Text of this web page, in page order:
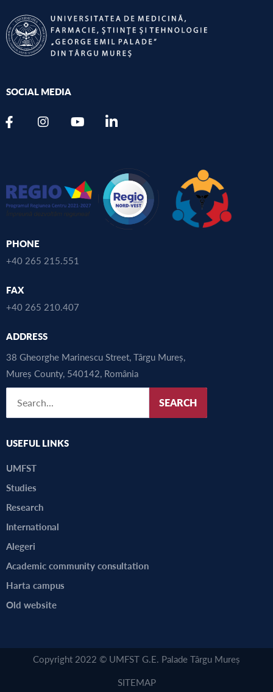
SOCIAL MEDIA
PHONE
+40 265 215.551
FAX
+40 265 210.407
ADDRESS
38 Gheorghe Marinescu Street, Târgu Mureș,
Mureș County, 540142, România
SEARCH
USEFUL LINKS
UMFST
Studies
Research
International
Alegeri
Academic community consultation
Harta campus
Old website
Copyright 2022 © UMFST G.E. Palade Târgu Mureș
SITEMAP